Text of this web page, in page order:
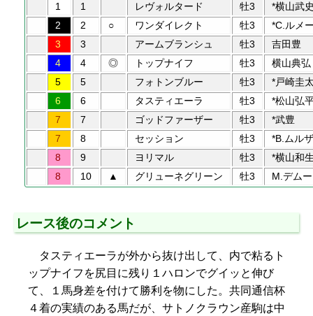
1 1 レヴォルタード 牡3
*横山武
2
2 ○ ワンダイレクト 牡3
*C.ルメ
3
3 アームブランシュ 牡3
吉田豊
4
4 ◎ トップナイフ 牡3
横山典弘
5
5 フォトンブルー 牡3
*戸崎圭
6
6 タスティエーラ 牡3
*松山弘
7
7 ゴッドファーザー 牡3
*武豊
7
8 セッション 牡3
*B.ムルザ
8
9 ヨリマル 牡3
*横山和
8
10 ▲ グリューネグリーン 牡3 M.デムー
レース後のコメント
タスティエーラが外から抜け出して、内で粘るト
ップナイフを尻目に残り１ハロンでグイッと伸び
て、１馬身差を付けて勝利を物にした。共同通信杯
４着の実績のある馬だが、サトノクラウン産駒は中